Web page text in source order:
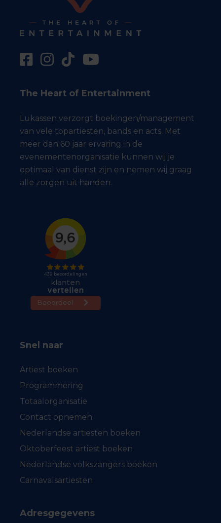
The Heart of Entertainment
Lukassen verzorgt boekingen/management
van vele topartiesten, bands en acts. Met
meer dan 60 jaar ervaring in de
evenementenorganisatie kunnen wij je
optimaal van dienst zijn en nemen wij graag
alle zorgen uit handen.
Snel naar
Artiest boeken
Programmering
Totaalorganisatie
Contact opnemen
Nederlandse artiesten boeken
Oktoberfeest artiest boeken
Nederlandse volkszangers boeken
Carnavalsartiesten
Adresgegevens